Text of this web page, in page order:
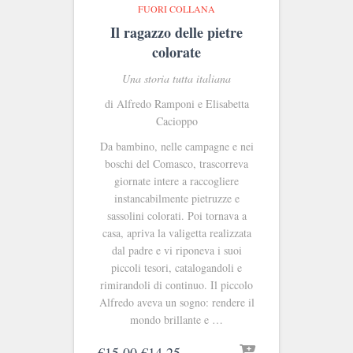
FUORI COLLANA
Il ragazzo delle pietre
colorate
Una storia tutta italiana
di Alfredo Ramponi e Elisabetta
Cacioppo
Da bambino, nelle campagne e nei
boschi del Comasco, trascorreva
giornate intere a raccogliere
instancabilmente pietruzze e
sassolini colorati. Poi tornava a
casa, apriva la valigetta realizzata
dal padre e vi riponeva i suoi
piccoli tesori, catalogandoli e
rimirandoli di continuo. Il piccolo
Alfredo aveva un sogno: rendere il
mondo brillante e …